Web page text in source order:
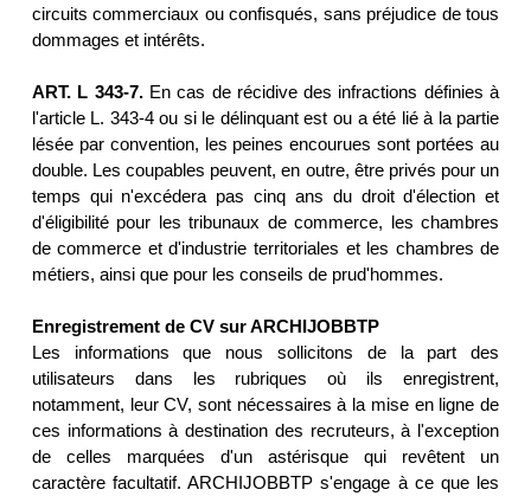
circuits commerciaux ou confisqués, sans préjudice de tous
dommages et intérêts.
ART. L 343-7.En cas de récidive des infractions définies à
l'article L. 343-4 ou si le délinquant est ou a été lié à la partie
lésée par convention, les peines encourues sont portées au
double. Les coupables peuvent, en outre, être privés pour un
temps qui n'excédera pas cinq ans du droit d'élection et
d'éligibilité pour les tribunaux de commerce, les chambres
de commerce et d'industrie territoriales et les chambres de
métiers, ainsi que pour les conseils de prud'hommes.
Enregistrement de CV sur ARCHIJOBBTP
Les informations que nous sollicitons de la part des
utilisateurs dans les rubriques où ils enregistrent,
notamment, leur CV, sont nécessaires à la mise en ligne de
ces informations à destination des recruteurs, à l'exception
de celles marquées d'un astérisque qui revêtent un
caractère facultatif. ARCHIJOBBTP s'engage à ce que les